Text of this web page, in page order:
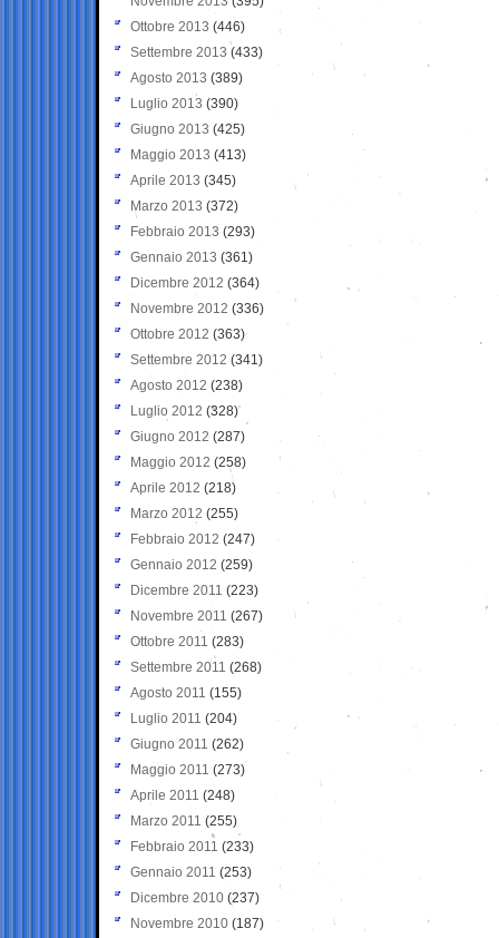
Ottobre 2013 (446)
Settembre 2013 (433)
Agosto 2013 (389)
Luglio 2013 (390)
Giugno 2013 (425)
Maggio 2013 (413)
Aprile 2013 (345)
Marzo 2013 (372)
Febbraio 2013 (293)
Gennaio 2013 (361)
Dicembre 2012 (364)
Novembre 2012 (336)
Ottobre 2012 (363)
Settembre 2012 (341)
Agosto 2012 (238)
Luglio 2012 (328)
Giugno 2012 (287)
Maggio 2012 (258)
Aprile 2012 (218)
Marzo 2012 (255)
Febbraio 2012 (247)
Gennaio 2012 (259)
Dicembre 2011 (223)
Novembre 2011 (267)
Ottobre 2011 (283)
Settembre 2011 (268)
Agosto 2011 (155)
Luglio 2011 (204)
Giugno 2011 (262)
Maggio 2011 (273)
Aprile 2011 (248)
Marzo 2011 (255)
Febbraio 2011 (233)
Gennaio 2011 (253)
Dicembre 2010 (237)
Novembre 2010 (187)